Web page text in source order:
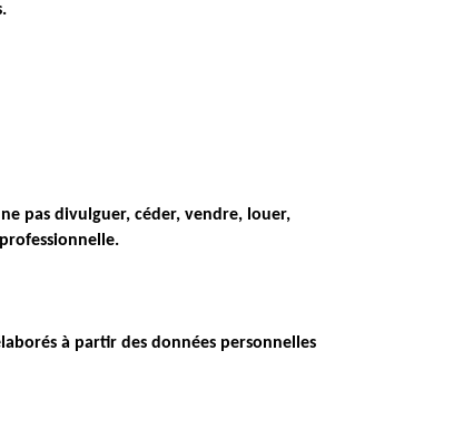
pas divulguer, céder, vendre, louer,
à partir des données personnelles